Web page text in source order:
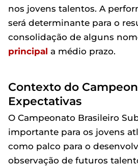
nos jovens talentos. A
será determinante para o
consolidação de alguns
principal a médio prazo.
Contexto do
Expectativas
O Campeonato Brasileiro
importante para os jovens
como palco para o
observação de futuros